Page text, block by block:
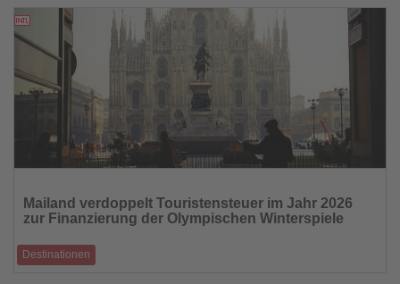
Branchenabstimmung
18.11.2025
die
Nachrichten
Mailand verdoppelt Touristensteuer im Jahr 2026
zur Finanzierung der Olympischen Winterspiele
Destinationen